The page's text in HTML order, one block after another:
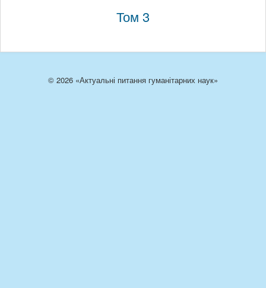
Том 3
© 2026 «Актуальні питання гуманітарних наук»